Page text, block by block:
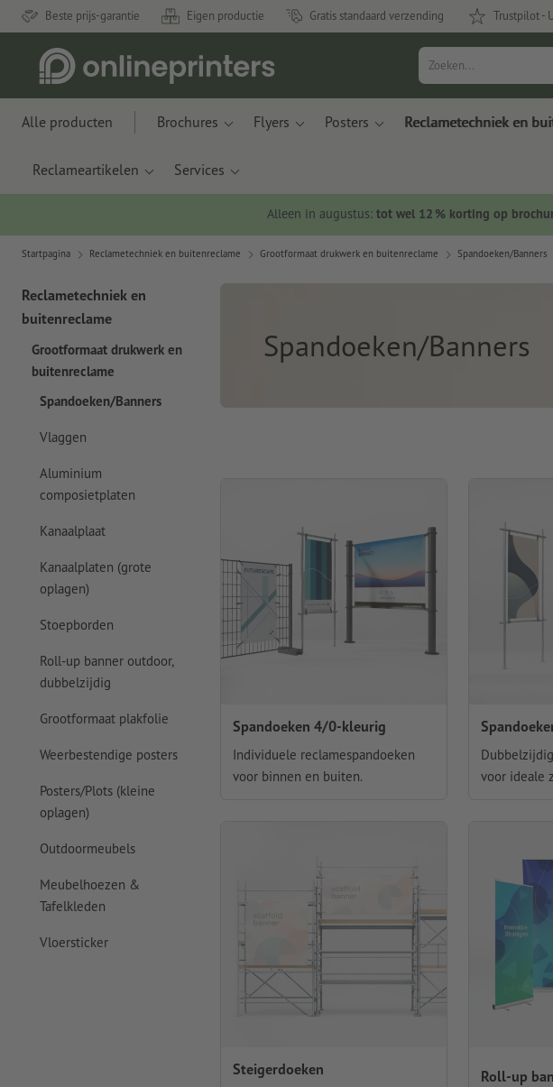
Beste prijs-garantie Eigen productie Gratis standaard verzending Trustpilot -
Alle producten Brochures Flyers Posters Reclametechniek en
Reclameartikelen Services
Alleen in augustus: tot wel 12 % korting op
Startpagina Reclametechniek en buitenreclame Grootformaat drukwerk en buitenreclame Spandoeken/Banners
Reclametechniek en
buitenreclame
Grootformaat drukwerk en
buitenreclame
Spandoeken/Banners
Vlaggen
Aluminium
composietplaten
Kanaalplaat
Kanaalplaten (grote
oplagen)
Stoepborden
Roll-up banner outdoor,
dubbelzijdig
Grootformaat plakfolie
Weerbestendige posters
Posters/Plots (kleine
oplagen)
Outdoormeubels
Meubelhoezen &
Tafelkleden
Vloersticker
Spandoeken/Banners
Spandoeken 4/0-kleurig
Individuele reclamespandoeken
voor binnen en buiten.
voor ideale
Steigerdoeken Roll-up